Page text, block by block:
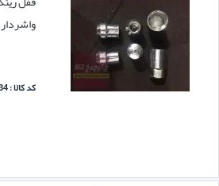
واشردار
کد کالا : 5734